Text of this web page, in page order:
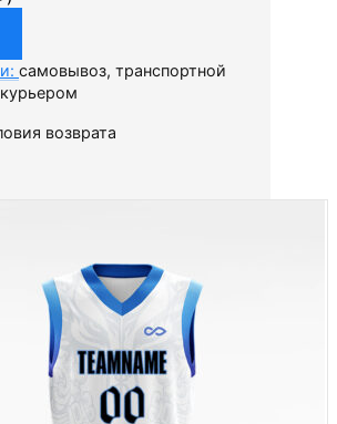
самовывоз, транспортной
возврата